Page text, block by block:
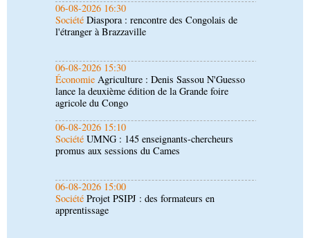
06-08-2026 15:30
ÉconomieAgriculture : Denis Sassou N'Guesso
lance la deuxième édition de la Grande foire
06-08-2026 15:10
SociétéUMNG : 145 enseignants-chercheurs
promus aux sessions du Cames
06-08-2026 15:00
Société Projet PSIPJ : des formateurs en
apprentissage
06-08-2026 15:00
Art-Culture-Média9e Grande rentrée littéraire de
Kinshasa : le Congo à l'honneur